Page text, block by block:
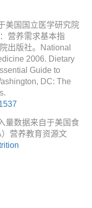
美国国立医学研究院
营养需求基本指
出版社。National
2006. Dietary
Guide to
DC: The
量数据来自于美国食
营养教育资源文